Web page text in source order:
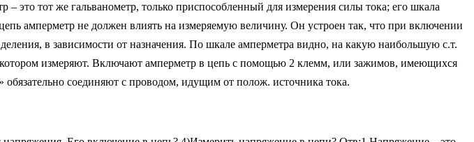
тот же гальванометр, только приспособленный для измерения силы тока; его шкала
амперметр не должен влиять на измеряемую величину. Он устроен так, что при включении
в зависимости от назначения. По шкале амперметра видно, на какую наибольшую с.т.
измеряют. Включают амперметр в цепь с помощью 2 клемм, или зажимов, имеющихся
соединяют с проводом, идущим от полож. источника тока.